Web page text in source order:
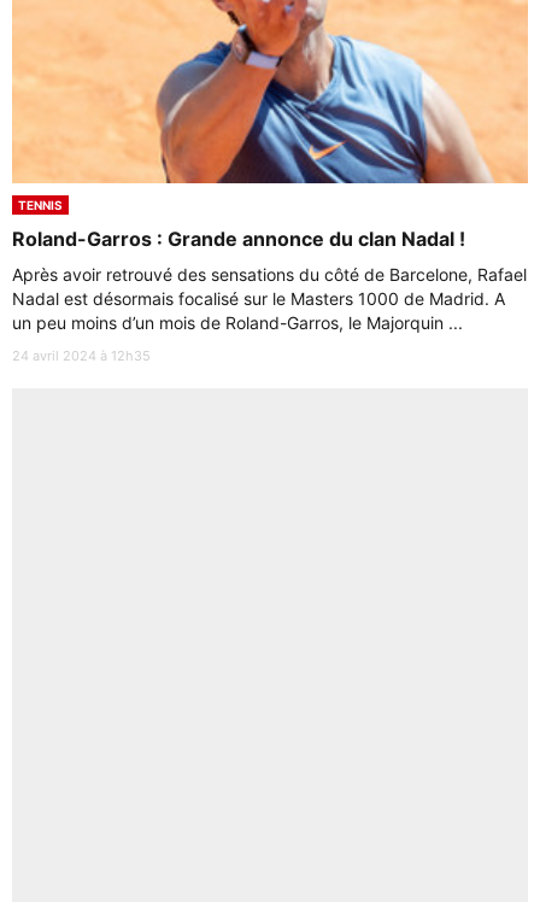
TENNIS
Roland-Garros : Grande annonce du clan Nadal !
Après avoir retrouvé des sensations du côté de Barcelone, Rafael
Nadal est désormais focalisé sur le Masters 1000 de Madrid. A
un peu moins d’un mois de Roland-Garros, le Majorquin ...
24 avril 2024 à 12h35